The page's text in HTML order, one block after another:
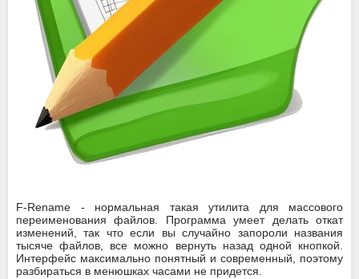
F-Rename - нормальная такая утилита для массового
переименования файлов. Программа умеет делать откат
изменений, так что если вы случайно запороли названия
тысяче файлов, все можно вернуть назад одной кнопкой.
Интерфейс максимально понятный и современный, поэтому
разбираться в менюшках часами не придется.